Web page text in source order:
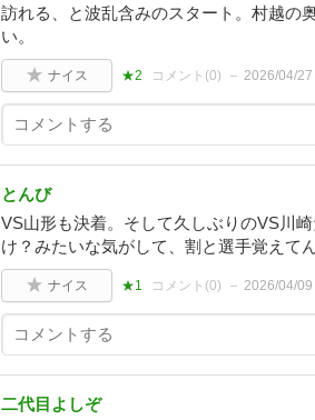
訪れる、と波乱含みのスタート。村越の
い。
ナイス ★2 コメント(0) 2026/04/27
とんび
VS山形も決着。そして久しぶりのVS川
け？みたいな気がして、割と選手覚えて
ナイス ★1 コメント(0) 2026/04/09
二代目よしぞ